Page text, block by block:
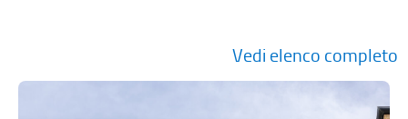
Vedi elenco completo